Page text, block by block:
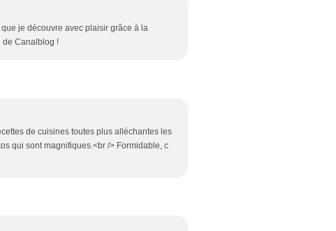
je découvre avec plaisir grâce à la
de Canalblog !
de cuisines toutes plus alléchantes les
qui sont magnifiques.<br /> Formidable, c